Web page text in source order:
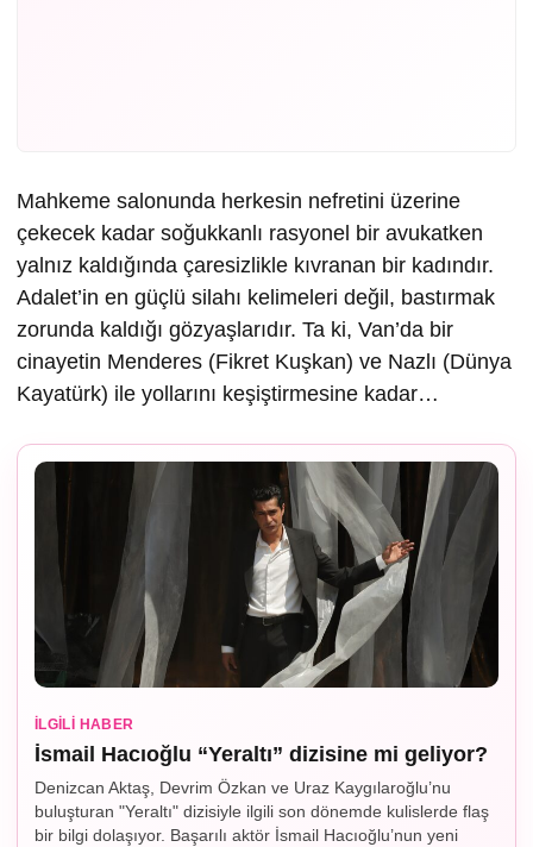
Mahkeme salonunda herkesin nefretini üzerine
çekecek kadar soğukkanlı rasyonel bir avukatken
yalnız kaldığında çaresizlikle kıvranan bir kadındır.
Adalet’in en güçlü silahı kelimeleri değil, bastırmak
zorunda kaldığı gözyaşlarıdır. Ta ki, Van’da bir
cinayetin Menderes (Fikret Kuşkan) ve Nazlı (Dünya
Kayatürk) ile yollarını keşiştirmesine kadar…
İLGILI HABER
İsmail Hacıoğlu “Yeraltı” dizisine mi geliyor?
Denizcan Aktaş, Devrim Özkan ve Uraz Kaygılaroğlu’nu
buluşturan "Yeraltı" dizisiyle ilgili son dönemde kulislerde flaş
bir bilgi dolaşıyor. Başarılı aktör İsmail Hacıoğlu’nun yeni